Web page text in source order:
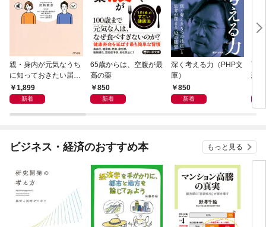
親・身内が元気なうち
に知っておきたい届
出・手続きの準備（き
ずな出版）
1,899
新着
65歳からは、空腹が最
高の薬
850
新着
深く考える力（PHP文
庫）
850
新着
面
恐
ビジネス・経済のおすすめ本 もっと見る